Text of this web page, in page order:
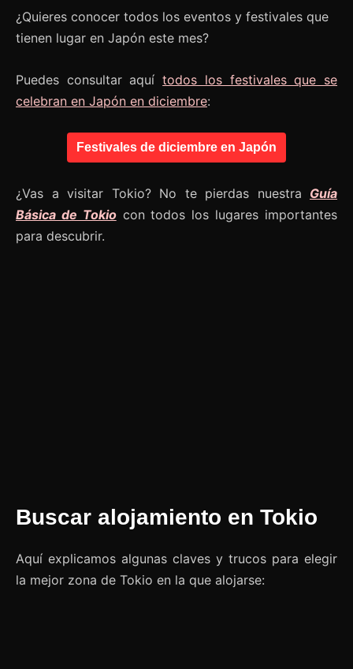
¿Quieres conocer todos los eventos y festivales que
tienen lugar en Japón este mes?
Puedes consultar aquítodos los festivales que se
celebran en Japón en diciembre:
Festivales de diciembre en Japón
¿Vas a visitar Tokio? No te pierdas nuestra Guía
Básica de Tokiocon todos los lugares importantes
para descubrir.
Buscar alojamiento en Tokio
Aquí explicamos algunas claves y trucos para elegir
la mejor zona de Tokio en la que alojarse: